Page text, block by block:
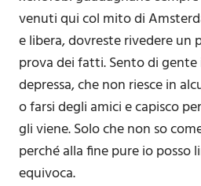
venuti qui col mito di
e libera, dovreste rivedere un
prova dei fatti. Sento di
depressa, che non riesce in
o farsi degli amici e capisco
gli viene. Solo che non so
perché alla fine pure io posso
equivoca.